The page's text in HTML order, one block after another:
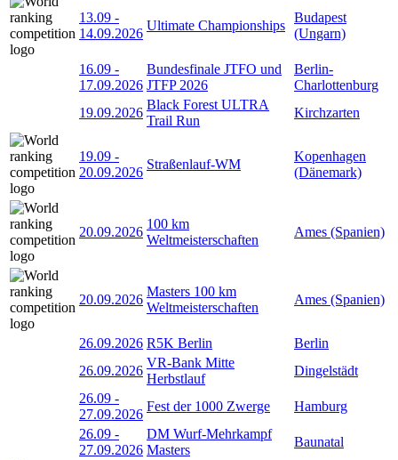
13.09 -
14.09.2026
Ultimate Championships
Budapest
(Ungarn)
16.09 -
17.09.2026
Bundesfinale JTFO und
JTFP 2026
Berlin-
Charlottenburg
19.09.2026
Black Forest ULTRA
Trail Run
Kirchzarten
19.09 -
20.09.2026
Straßenlauf-WM
Kopenhagen
(Dänemark)
20.09.2026
100 km
Weltmeisterschaften
Ames (Spanien)
20.09.2026
Masters 100 km
Weltmeisterschaften
Ames (Spanien)
26.09.2026 R5K Berlin
Berlin
26.09.2026
VR-Bank Mitte
Herbstlauf
Dingelstädt
26.09 -
27.09.2026
Fest der 1000 Zwerge
Hamburg
26.09 -
27.09.2026
DM Wurf-Mehrkampf
Masters
Baunatal